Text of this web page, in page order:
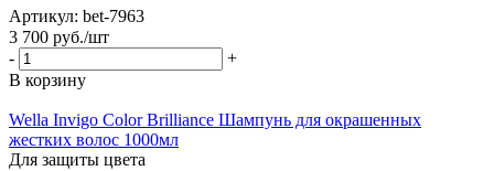
Артикул: bet-7963
3 700 руб./шт
-
+
В корзину
Wella Invigo Color Brilliance Шампунь для окрашенных
жестких волос 1000мл
Для защиты цвета